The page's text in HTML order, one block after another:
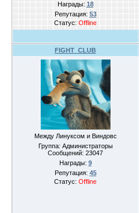
Награды: 18
Репутация: 53
Статус: Offline
FIGHT_CLUB
Между Линуксом и Виндовс
Группа: Администраторы
Сообщений: 23047
Награды: 9
Репутация: 45
Статус: Offline